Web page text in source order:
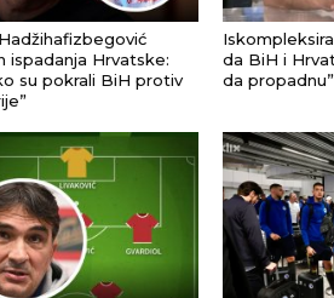
ispadanja Hrvatske:
su pokrali BiH protiv
da BiH i
da propadnu”